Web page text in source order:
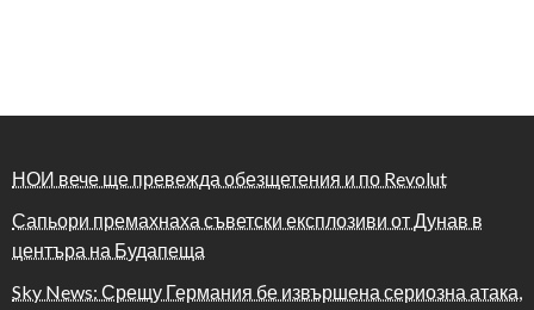
НОИ вече ще превежда обезщетения и по Revolut
Сапьори премахнаха съветски експлозиви от Дунав в
центъра на Будапеща
Sky News: Срещу Германия бе извършена сериозна атака,